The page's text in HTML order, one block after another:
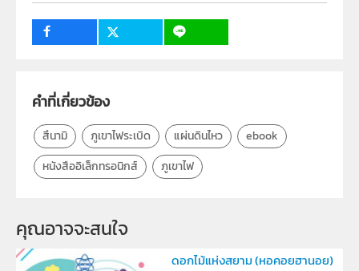
และอวกาศ)
วิชา
ระดับชั้น
กลุ่มเป้าหมาย
นักเรียน
คำที่เกี่ยวข้อง
สึนามิ ภูเขาไฟระเบิด แผ่นดินไหว
ebook
หนังสืออิเล็กทรอนิกส์
ภูเขาไฟ
คุณอาจจะสนใจ
ดอกไม้แห่งสยาม (หอคอยฮานอย)